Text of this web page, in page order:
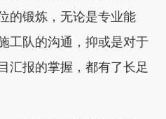
的锻炼，无论是专业能
工队的沟通，抑或是对于
汇报的掌握，都有了长足